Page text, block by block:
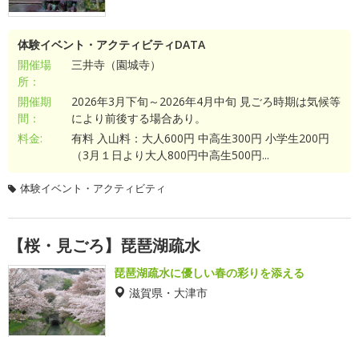
体験イベント・アクティビティDATA
開催場
所：
三井寺（園城寺）
開催期
間：
2026年3月下旬～2026年4月中旬 見ごろ時期は気候等
により前後する場合あり。
料金:
有料 入山料：大人600円 中高生300円 小学生200円
（3月１日より大人800円中高生500円...
体験イベント・アクティビティ
【桜・見ごろ】琵琶湖疏水
琵琶湖疏水に優しい春の彩りを添える
滋賀県・大津市